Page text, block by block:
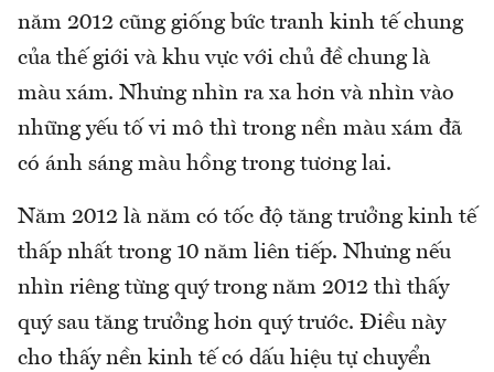
năm 2012 cũng giống bức tranh kinh tế chung
của thế giới và khu vực với chủ đề chung là
màu xám. Nhưng nhìn ra xa hơn và nhìn vào
những yếu tố vi mô thì trong nền màu xám đã
có ánh sáng màu hồng trong tương lai.
Năm 2012 là năm có tốc độ tăng trưởng kinh tế
thấp nhất trong 10 năm liên tiếp. Nhưng nếu
nhìn riêng từng quý trong năm 2012 thì thấy
quý sau tăng trưởng hơn quý trước. Điều này
cho thấy nền kinh tế có dấu hiệu tự chuyển